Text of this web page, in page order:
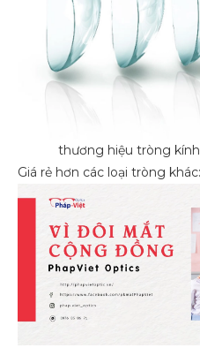
thương hiệu tròng
Giá rẻ hơn các loại tròng